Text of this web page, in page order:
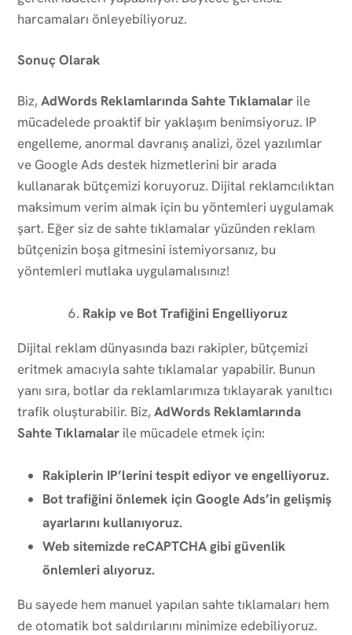
harcamaları önleyebiliyoruz.
Sonuç Olarak
Biz,AdWords Reklamlarında Sahte Tıklamalar ile
mücadelede proaktif bir yaklaşım benimsiyoruz. IP
engelleme, anormal davranış analizi, özel yazılımlar
ve Google Ads destek hizmetlerini bir arada
kullanarak bütçemizi koruyoruz. Dijital reklamcılıktan
maksimum verim almak için bu yöntemleri uygulamak
şart. Eğer siz de sahte tıklamalar yüzünden reklam
bütçenizin boşa gitmesini istemiyorsanız, bu
yöntemleri mutlaka uygulamalısınız!
Rakip ve Bot Trafiğini Engelliyoruz
Dijital reklam dünyasında bazı rakipler, bütçemizi
eritmek amacıyla sahte tıklamalar yapabilir. Bunun
yanı sıra, botlar da reklamlarımıza tıklayarak yanıltıcı
trafik oluşturabilir. Biz,AdWords Reklamlarında
Sahte Tıklamalar ile mücadele etmek için:
Rakiplerin IP’lerini tespit ediyor ve engelliyoruz.
Bot trafiğini önlemek için Google Ads’in gelişmiş
ayarlarını kullanıyoruz.
Web sitemizde reCAPTCHA gibi güvenlik
önlemleri alıyoruz.
Bu sayede hem manuel yapılan sahte tıklamaları hem
de otomatik bot saldırılarını minimize edebiliyoruz.